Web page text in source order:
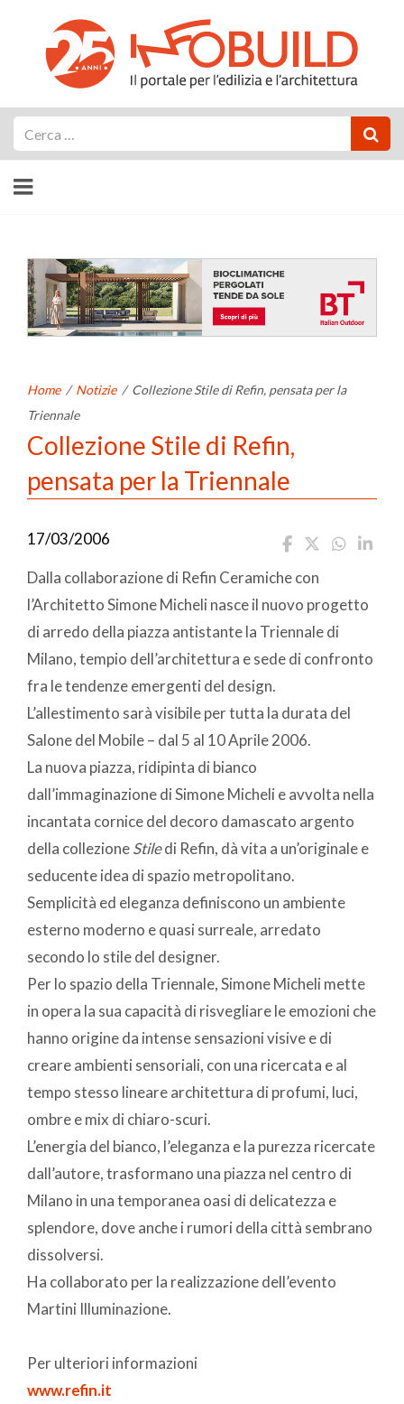
Home / Notizie / Collezione Stile di Refin, pensata per la
Triennale
Collezione Stile di Refin,
pensata per la Triennale
17/03/2006
Dalla collaborazione di Refin Ceramiche con
l’Architetto Simone Micheli nasce il nuovo progetto
di arredo della piazza antistante la Triennale di
Milano, tempio dell’architettura e sede di confronto
fra le tendenze emergenti del design.
L’allestimento sarà visibile per tutta la durata del
Salone del Mobile – dal 5 al 10 Aprile 2006.
La nuova piazza, ridipinta di bianco
dall’immaginazione di Simone Micheli e avvolta nella
incantata cornice del decoro damascato argento
della collezioneStiledi Refin, dà vita a un’originale e
seducente idea di spazio metropolitano.
Semplicità ed eleganza definiscono un ambiente
esterno moderno e quasi surreale, arredato
secondo lo stile del designer.
Per lo spazio della Triennale, Simone Micheli mette
in opera la sua capacità di risvegliare le emozioni che
hanno origine da intense sensazioni visive e di
creare ambienti sensoriali, con una ricercata e al
tempo stesso lineare architettura di profumi, luci,
ombre e mix di chiaro-scuri.
L’energia del bianco, l’eleganza e la purezza ricercate
dall’autore, trasformano una piazza nel centro di
Milano in una temporanea oasi di delicatezza e
splendore, dove anche i rumori della città sembrano
dissolversi.
Ha collaborato per la realizzazione dell’evento
Martini Illuminazione.
Per ulteriori informazioni
www.refin.it